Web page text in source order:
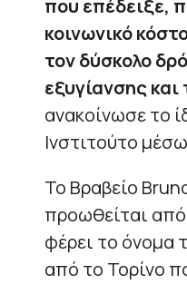
που επέδειξε,
κοινωνικό
τον δύσκολο
εξυγίανσης
ανακοίνωσε το
Ινστιτούτο
Το Βραβείο
προωθείται
φέρει το όνομα
από το Τορίνο